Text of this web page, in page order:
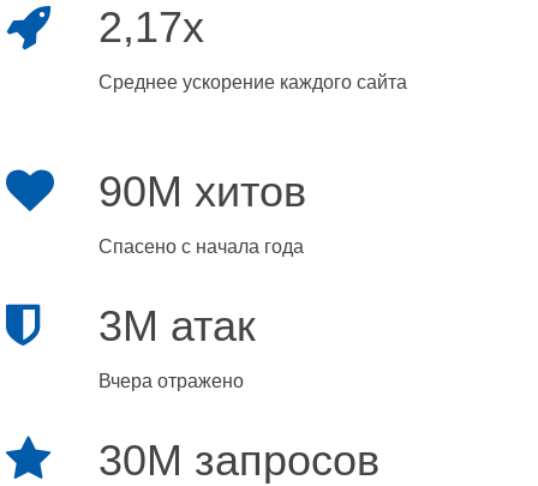
2,17x
Среднее ускорение каждого сайта
90M хитов
Спасено с начала года
3M атак
Вчера отражено
30M запросов